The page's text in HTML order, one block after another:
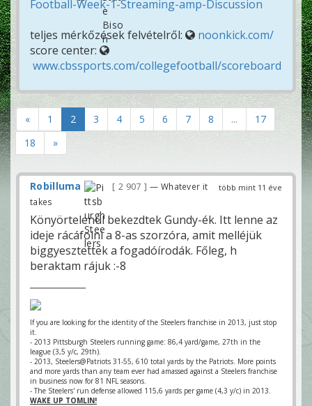
Football-Week-1-Streaming-amp-Discussion
teljes mérkőzések felvételről:
noonkick.com/
score center:
www.cbssports.com/collegefootball/scoreboard
« 1 2 3 4 5 6 7 8 ...
17
18
»
több mint 11 éve
Robilluma 2 907
— Whatever it
takes
Könyörtelenül bekezdtek Gundy-ék. Itt lenne az
ideje rácáfolni a 8-as szorzóra, amit melléjük
biggyesztettek a fogadóírodák. Főleg, h
beraktam rájuk :-8
If you are looking for the identity of the Steelers franchise in 2013, just stop
it.
- 2013 Pittsburgh Steelers running game: 86,4 yard/game, 27th in the
league (3,5 y/c, 29th).
- 2013, Steelers@Patriots 31-55, 610 total yards by the Patriots. More points
and more yards than any team ever had amassed against a Steelers franchise
in business now for 81 NFL seasons.
- The Steelers' run defense allowed 115,6 yards per game (4,3 y/c) in 2013.
WAKE UP TOMLIN!